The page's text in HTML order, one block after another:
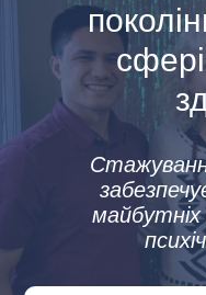
майбутніх